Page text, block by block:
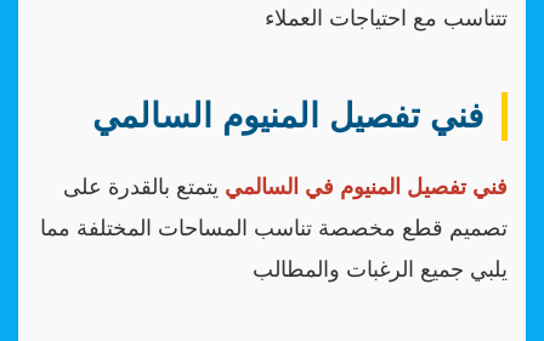
تتناسب مع احتياجات العملاء
فني تفصيل المنيوم السالمي
فني تفصيل المنيوم في السالمي يتمتع بالقدرة على
تصميم قطع مخصصة تناسب المساحات المختلفة مما
يلبي جميع الرغبات والمطالب